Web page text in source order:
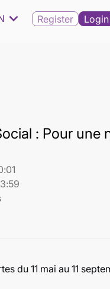
expand_more Register Login
: Pour
du 11 mai au 11